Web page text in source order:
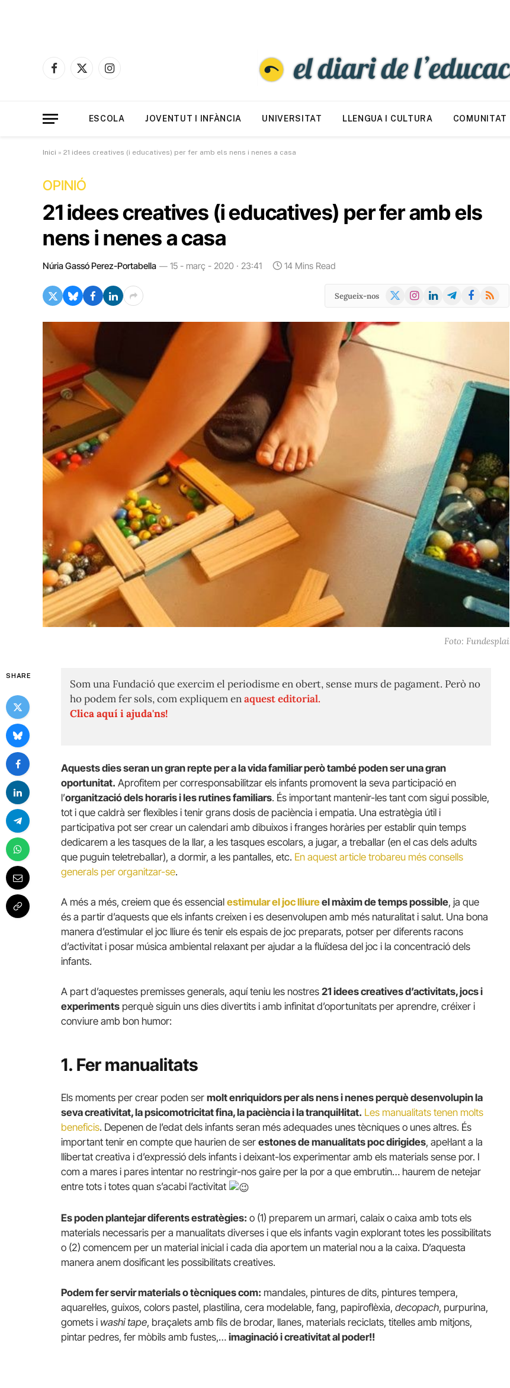
Facebook
X
Instagram
ESCOLA JOVENTUT I INFÀNCIA UNIVERSITAT LLENGUA I CULTURA COMUNITAT
Inici » 21 idees creatives (i educatives) per fer amb els nens i nenes a casa
OPINIÓ
21 idees creatives (i educatives) per fer amb els
nens i nenes a casa
Núria Gassó Perez-Portabella 15 - març - 2020 · 23:41 14 Mins Read
Segueix-nos
X
Instagram
LinkedInTelegramFacebook
RSS
Foto: Fundesplai
SHARE
Som una Fundació que exercim el periodisme en obert, sense murs de pagament. Però no
ho podem fer sols, com expliquem enaquest editorial.
Clica aquí i ajuda'ns!
Aquests dies seran un gran repte per a la vida familiar però també poden ser una gran
oportunitat. Aprofitem per corresponsabilitzar els infants promovent la seva participació en
l’organització dels horaris i les rutines familiars. És important mantenir-les tant com sigui possible,
tot i que caldrà ser flexibles i tenir grans dosis de paciència i empatia. Una estratègia útil i
participativa pot ser crear un calendari amb dibuixos i franges horàries per establir quin temps
dedicarem a les tasques de la llar, a les tasques escolars, a jugar, a treballar (en el cas dels adults
que puguin teletreballar), a dormir, a les pantalles, etc. En aquest article trobareu més consells
generals per organitzar-se.
A més a més, creiem que és essencial estimular el joc lliureel màxim de temps possible, ja que
és a partir d’aquests que els infants creixen i es desenvolupen amb més naturalitat i salut. Una bona
manera d’estimular el joc lliure és tenir els espais de joc preparats, potser per diferents racons
d’activitat i posar música ambiental relaxant per ajudar a la fluïdesa del joc i la concentració dels
infants.
A part d’aquestes premisses generals, aquí teniu les nostres 21 idees creatives d’activitats, jocs i
experiments perquè siguin uns dies divertits i amb infinitat d’oportunitats per aprendre, créixer i
conviure amb bon humor:
1. Fer manualitats
Els moments per crear poden ser molt enriquidors per als nens i nenes perquè desenvolupin la
seva creativitat, la psicomotricitat fina, la paciència i la tranquil·litat. Les manualitats tenen molts
beneficis. Depenen de l’edat dels infants seran més adequades unes tècniques o unes altres. És
important tenir en compte que haurien de ser estones de manualitats poc dirigides, apel·lant a la
llibertat creativa i d’expressió dels infants i deixant-los experimentar amb els materials sense por. I
com a mares i pares intentar no restringir-nos gaire per la por a que embrutin… haurem de netejar
entre tots i totes quan s’acabi l’activitat
Es poden plantejar diferents estratègies: o (1) preparem un armari, calaix o caixa amb tots els
materials necessaris per a manualitats diverses i que els infants vagin explorant totes les possibilitats
o (2) comencem per un material inicial i cada dia aportem un material nou a la caixa. D’aquesta
manera anem dosificant les possibilitats creatives.
Podem fer servir materials o tècniques com: mandales, pintures de dits, pintures tempera,
aquarel·les, guixos, colors pastel, plastilina, cera modelable, fang, papiroflèxia, decopach, purpurina,
gomets i washi tape, braçalets amb fils de brodar, llanes, materials reciclats, titelles amb mitjons,
pintar pedres, fer mòbils amb fustes,… imaginació i creativitat al poder!!